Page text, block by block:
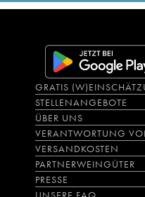
GRATIS
STELLENANGEBOTE
ÜBER UNS
VERANTWORTUNG
VERSANDKOSTEN
PARTNERWEINGÜTER
PRESSE